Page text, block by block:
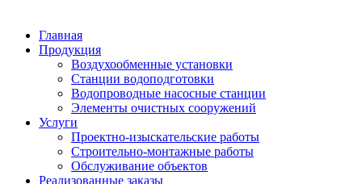
Главная
Продукция
Воздухообменные установки
Станции водоподготовки
Водопроводные насосные станции
Элементы очистных сооружений
Услуги
Проектно-изыскательские работы
Строительно-монтажные работы
Обслуживание объектов
Реализованные заказы